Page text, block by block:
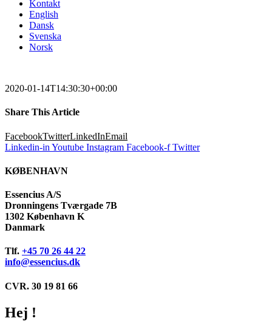
Kontakt
English
Dansk
Svenska
Norsk
2020-01-14T14:30:30+00:00
Share This Article
FacebookTwitterLinkedInEmail
Linkedin-in Youtube Instagram Facebook-f Twitter
KØBENHAVN
Essencius A/S
Dronningens Tværgade 7B
1302 København K
Danmark
Tlf. +45 70 26 44 22
info@essencius.dk
CVR. 30 19 81 66
Hej !